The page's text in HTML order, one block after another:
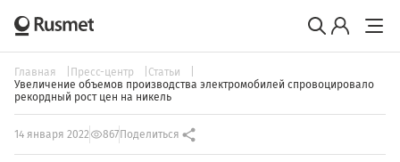
Главная Пресс-центр
Статьи
Увеличение объемов производства электромобилей спровоцировало
рекордный рост цен на никель
14 января 2022 867 Поделиться